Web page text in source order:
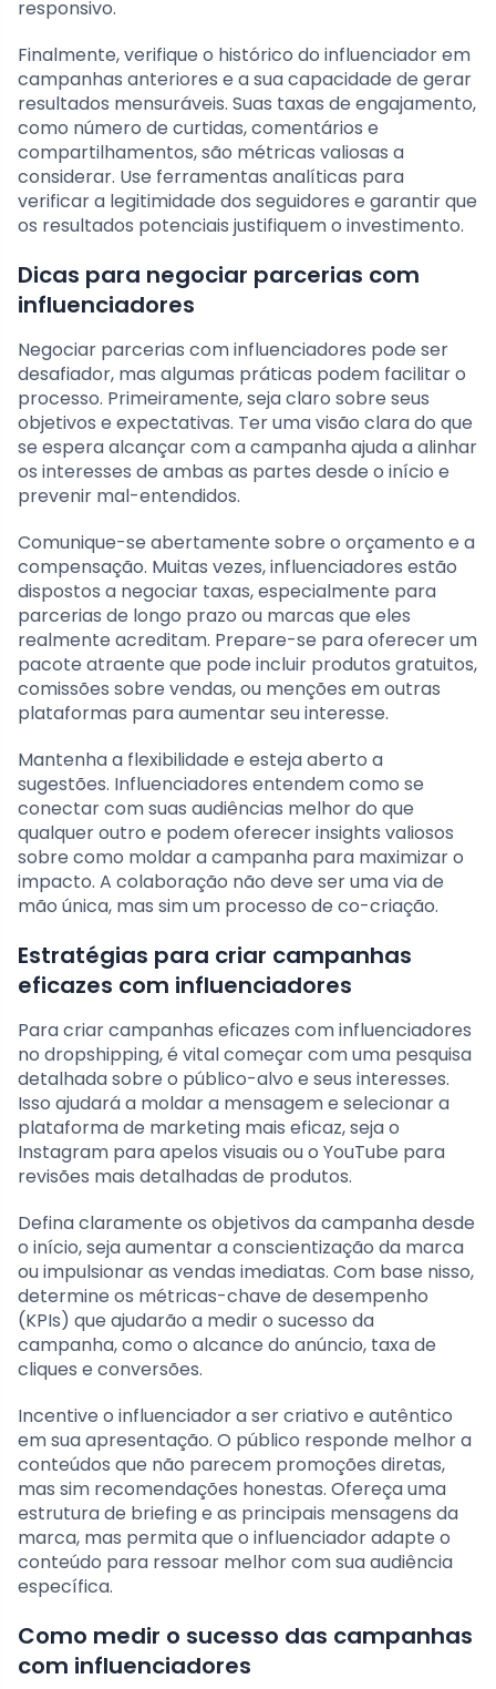
responsivo.
Finalmente, verifique o histórico do influenciador em
campanhas anteriores e a sua capacidade de gerar
resultados mensuráveis. Suas taxas de engajamento,
como número de curtidas, comentários e
compartilhamentos, são métricas valiosas a
considerar. Use ferramentas analíticas para
verificar a legitimidade dos seguidores e garantir que
os resultados potenciais justifiquem o investimento.
Dicas para negociar parcerias com
influenciadores
Negociar parcerias com influenciadores pode ser
desafiador, mas algumas práticas podem facilitar o
processo. Primeiramente, seja claro sobre seus
objetivos e expectativas. Ter uma visão clara do que
se espera alcançar com a campanha ajuda a alinhar
os interesses de ambas as partes desde o início e
prevenir mal-entendidos.
Comunique-se abertamente sobre o orçamento e a
compensação. Muitas vezes, influenciadores estão
dispostos a negociar taxas, especialmente para
parcerias de longo prazo ou marcas que eles
realmente acreditam. Prepare-se para oferecer um
pacote atraente que pode incluir produtos gratuitos,
comissões sobre vendas, ou menções em outras
plataformas para aumentar seu interesse.
Mantenha a flexibilidade e esteja aberto a
sugestões. Influenciadores entendem como se
conectar com suas audiências melhor do que
qualquer outro e podem oferecer insights valiosos
sobre como moldar a campanha para maximizar o
impacto. A colaboração não deve ser uma via de
mão única, mas sim um processo de co-criação.
Estratégias para criar campanhas
eficazes com influenciadores
Para criar campanhas eficazes com influenciadores
no dropshipping, é vital começar com uma pesquisa
detalhada sobre o público-alvo e seus interesses.
Isso ajudará a moldar a mensagem e selecionar a
plataforma de marketing mais eficaz, seja o
Instagram para apelos visuais ou o YouTube para
revisões mais detalhadas de produtos.
Defina claramente os objetivos da campanha desde
o início, seja aumentar a conscientização da marca
ou impulsionar as vendas imediatas. Com base nisso,
determine os métricas-chave de desempenho
(KPIs) que ajudarão a medir o sucesso da
campanha, como o alcance do anúncio, taxa de
cliques e conversões.
Incentive o influenciador a ser criativo e autêntico
em sua apresentação. O público responde melhor a
conteúdos que não parecem promoções diretas,
mas sim recomendações honestas. Ofereça uma
estrutura de briefing e as principais mensagens da
marca, mas permita que o influenciador adapte o
conteúdo para ressoar melhor com sua audiência
específica.
Como medir o sucesso das campanhas
com influenciadores